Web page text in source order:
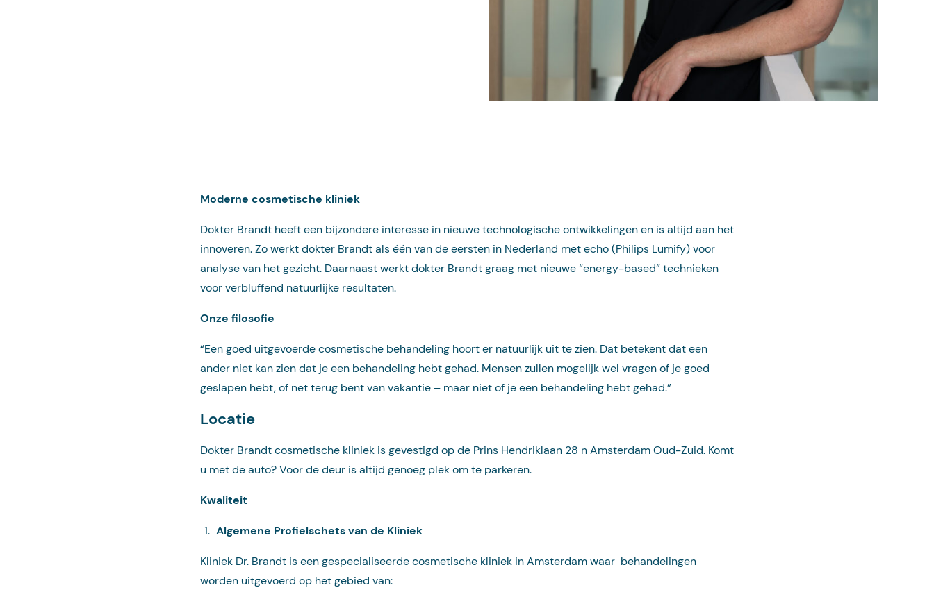
Moderne cosmetische kliniek
Dokter Brandt heeft een bijzondere interesse in nieuwe technologische ontwikkelingen en is altijd aan het
innoveren. Zo werkt dokter Brandt als één van de eersten in Nederland met echo (Philips Lumify) voor
analyse van het gezicht. Daarnaast werkt dokter Brandt graag met nieuwe “energy-based” technieken
voor verbluffend natuurlijke resultaten.
Onze filosofie
“Een goed uitgevoerde cosmetische behandeling hoort er natuurlijk uit te zien. Dat betekent dat een
ander niet kan zien dat je een behandeling hebt gehad. Mensen zullen mogelijk wel vragen of je goed
geslapen hebt, of net terug bent van vakantie – maar niet of je een behandeling hebt gehad.”
Locatie
Dokter Brandt cosmetische kliniek is gevestigd op de Prins Hendriklaan 28 n Amsterdam Oud-Zuid. Komt
u met de auto? Voor de deur is altijd genoeg plek om te parkeren.
Kwaliteit
Algemene Profielschets van de Kliniek
Kliniek Dr. Brandt is een gespecialiseerde cosmetische kliniek in Amsterdam waar behandelingen
worden uitgevoerd op het gebied van: